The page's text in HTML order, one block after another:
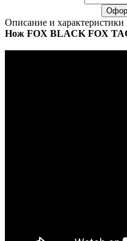
Описание и характеристики
Нож FOX BLACK FOX